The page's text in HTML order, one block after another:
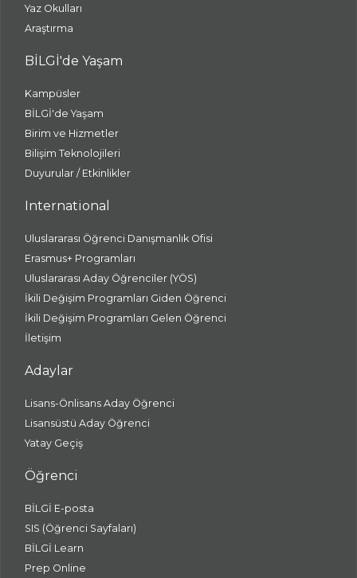
Yaz Okulları
Araştırma
BİLGİ'de Yaşam
Kampüsler
BİLGİ'de Yaşam
Birim ve Hizmetler
Bilişim Teknolojileri
Duyurular / Etkinlikler
International
Uluslararası Öğrenci Danışmanlık Ofisi
Erasmus+ Programları
Uluslararası Aday Öğrenciler (YÖS)
İkili Değişim Programları Giden Öğrenci
İkili Değişim Programları Gelen Öğrenci
İletişim
Adaylar
Lisans-Önlisans Aday Öğrenci
Lisansüstü Aday Öğrenci
Yatay Geçiş
Öğrenci
BİLGİ E-posta
SIS (Öğrenci Sayfaları)
BİLGİ Learn
Prep Online